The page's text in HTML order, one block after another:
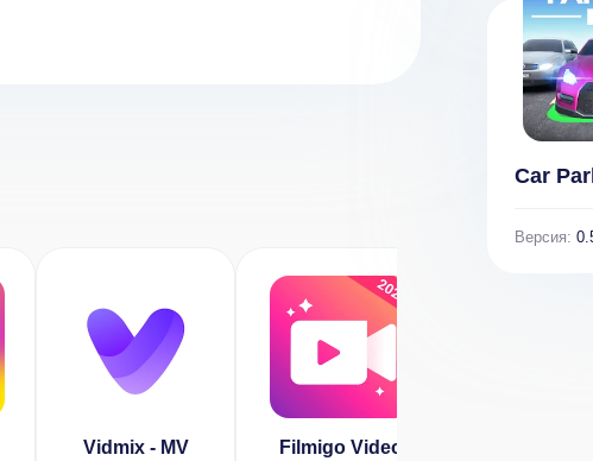
Vidmix - MV
Filmigo Video
Car
Версия: